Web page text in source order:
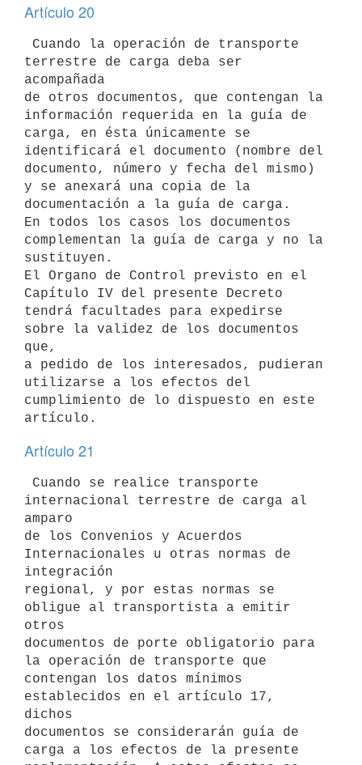
Artículo 20
terrestre de carga deba ser
acompañada
de otros documentos, que contengan la
información requerida en la guía de
carga, en ésta únicamente se
identificará el documento (nombre del
documento, número y fecha del mismo)
y se anexará una copia de la
documentación a la guía de carga.
En todos los casos los documentos
complementan la guía de carga y no la
sustituyen.
El Organo de Control previsto en el
Capítulo IV del presente Decreto
tendrá facultades para expedirse
sobre la validez de los documentos
que,
a pedido de los interesados, pudieran
utilizarse a los efectos del
cumplimiento de lo dispuesto en este
Artículo 21
internacional terrestre de carga al
amparo
de los Convenios y Acuerdos
Internacionales u otras normas de
integración
regional, y por estas normas se
obligue al transportista a emitir
otros
documentos de porte obligatorio para
la operación de transporte que
contengan los datos mínimos
establecidos en el artículo 17,
dichos
documentos se considerarán guía de
carga a los efectos de la presente